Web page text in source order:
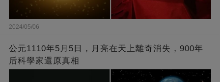
2024/05/06
公元1110年5月5日，月亮在天上離奇消失，900年
后科學家還原真相